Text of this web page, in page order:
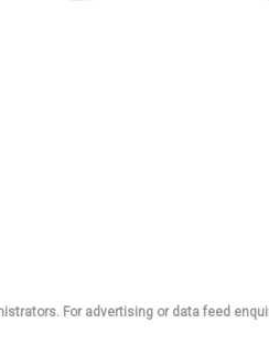
For advertising or data feed